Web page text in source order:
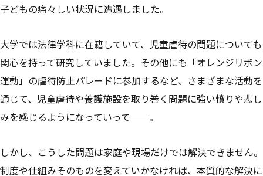
子どもの痛々しい状況に遭遇しました。
大学では法律学科に在籍していて、児童虐待の問題についても
関心を持って研究していました。その他にも「オレンジリボン
運動」の虐待防止パレードに参加するなど、さまざまな活動を
通じて、児童虐待や養護施設を取り巻く問題に強い憤りや悲し
みを感じるようになっていって──。
しかし、こうした問題は家庭や現場だけでは解決できません。
制度や仕組みそのものを変えていかなければ、本質的な解決に